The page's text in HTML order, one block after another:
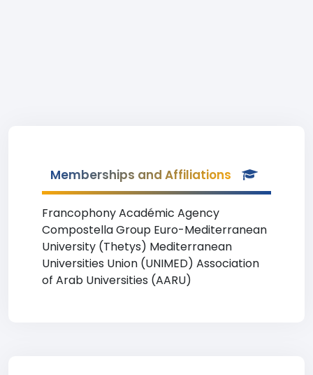
Memberships and Affiliations
Francophony Académic Agency
Compostella Group Euro-Mediterranean
University (Thetys) Mediterranean
Universities Union (UNIMED) Association
of Arab Universities (AARU)